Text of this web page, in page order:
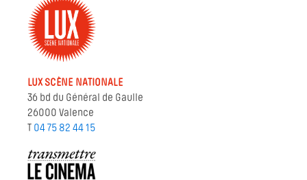
LUX SCÈNE NATIONALE
36 bd du Général de Gaulle
26000 Valence
T 04 75 82 44 15